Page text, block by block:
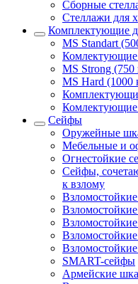
Сборные
Стеллажи для
Комплектующие
MS Standart
MS Strong
MS Hard (1000
Комлектующие
Сейфы
Оружейные
Мебельные и
Огнестойкие
Сейфы,
к взлому
SMART-сейфы
Армейские